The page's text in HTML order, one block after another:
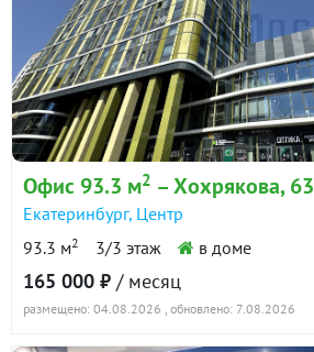
Офис 93.3 м2 – Хохрякова, 63
Екатеринбург, Центр
93.3 м2 3/3 этаж в доме
165 000 ₽ / месяц
размещено: 04.08.2026 , обновлено: 7.08.2026